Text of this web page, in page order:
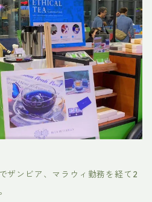
ザンビア、マラウィ勤務を経て2